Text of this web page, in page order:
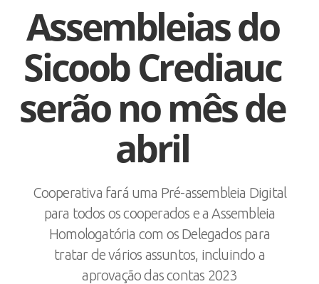
Assembleias do
Sicoob Crediauc
serão no mês de
abril
Cooperativa fará uma Pré-assembleia Digital
para todos os cooperados e a Assembleia
Homologatória com os Delegados para
tratar de vários assuntos, incluindo a
aprovação das contas 2023